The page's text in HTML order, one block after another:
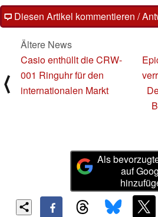
Diesen Artikel kommentieren /
⟨
Ältere News
Casio enthüllt die CRW-
001 Ringuhr für den
internationalen Markt
Als
auf